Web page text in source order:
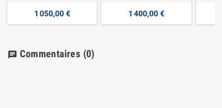
1 050,00 € 1 400,00 €
chat Commentaires (0)